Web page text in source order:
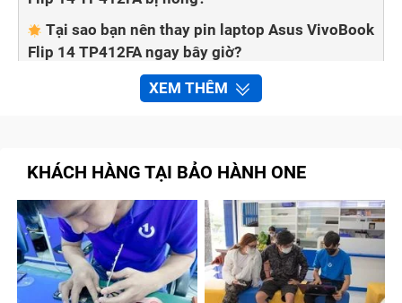
Tại sao bạn nên thay pin laptop Asus VivoBook
Flip 14 TP412FA ngay bây giờ?
Có nên thay pin laptop Asus VivoBook Flip 14
TP412FA tại nhà không?
Flip 14 TP412FA nhanh chóng, chất lượng
One
Bước 1: Kiểm tra pin laptop Asus VivoBook
Flip 14 TP412FA phù hợp
Bước 2: Báo giá cho khách hàng
XEM THÊM
KHÁCH HÀNG TẠI BẢO HÀNH ONE